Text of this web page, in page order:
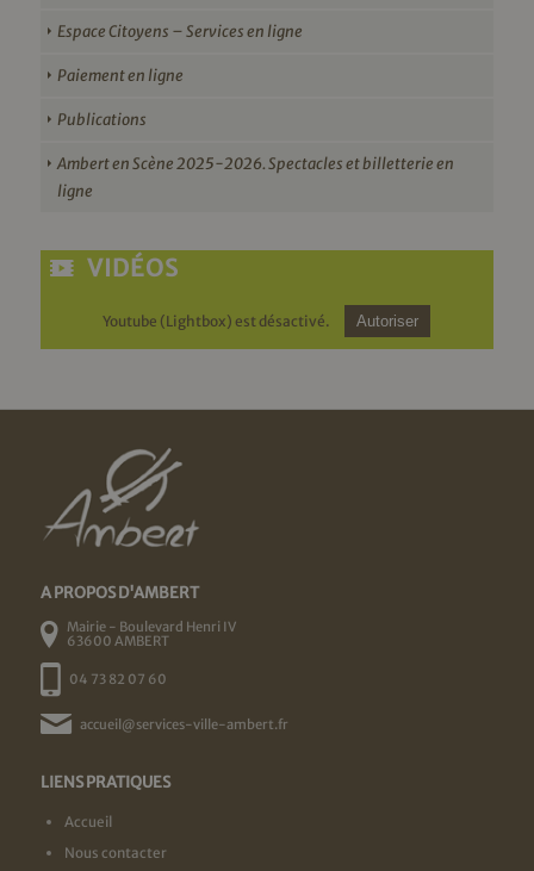
Espace Citoyens – Services en ligne
Paiement en ligne
Publications
Ambert en Scène 2025-2026. Spectacles et billetterie en
ligne
VIDÉOS
Youtube (Lightbox) est désactivé. Autoriser
A PROPOS D'AMBERT
Mairie - Boulevard Henri IV
63600 AMBERT
04 73 82 07 60
accueil@services-ville-ambert.fr
LIENS PRATIQUES
Accueil
Nous contacter